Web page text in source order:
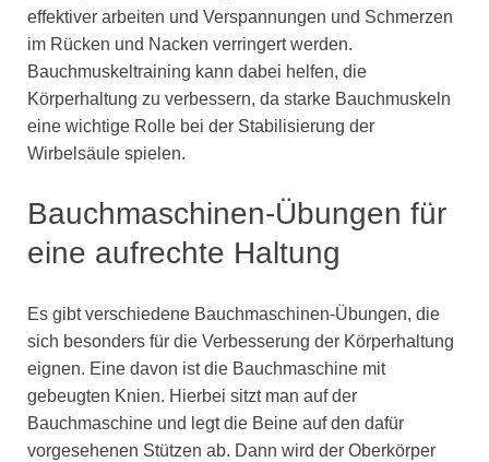
effektiver arbeiten und Verspannungen und Schmerzen
im Rücken und Nacken verringert werden.
Bauchmuskeltraining kann dabei helfen, die
Körperhaltung zu verbessern, da starke Bauchmuskeln
eine wichtige Rolle bei der Stabilisierung der
Wirbelsäule spielen.
Bauchmaschinen-Übungen für
eine aufrechte Haltung
Es gibt verschiedene Bauchmaschinen-Übungen, die
sich besonders für die Verbesserung der Körperhaltung
eignen. Eine davon ist die Bauchmaschine mit
gebeugten Knien. Hierbei sitzt man auf der
Bauchmaschine und legt die Beine auf den dafür
vorgesehenen Stützen ab. Dann wird der Oberkörper